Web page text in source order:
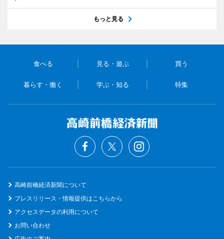
もっと見る
食べる 見る・遊ぶ 買う
暮らす・働く 学ぶ・知る 特集
高崎前橋経済新聞について
プレスリリース・情報提供はこちらから
アクセスデータの利用について
お問い合わせ